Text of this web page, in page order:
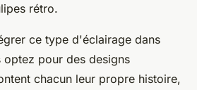
rétro.
ce type d'éclairage dans
pour des designs
chacun leur propre histoire,